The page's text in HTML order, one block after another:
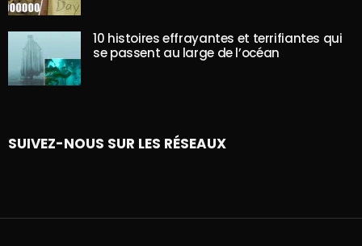
10 histoires effrayantes et terrifiantes qui
se passent au large de l’océan
SUIVEZ-NOUS SUR LES RÉSEAUX